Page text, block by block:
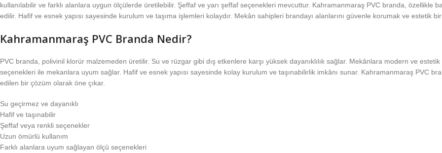
kullanılabilir ve farklı alanlara uygun ölçülerde üretilebilir. Şeffaf ve yarı şeffaf seçenekleri mevcuttur. Kahramanmaraş PVC branda, özellikle
edilir. Hafif ve esnek yapısı sayesinde kurulum ve taşıma işlemleri kolaydır. Mekân sahipleri brandayı alanlarını güvenle korumak ve estetik
Kahramanmaraş PVC Branda Nedir?
PVC branda, polivinil klorür malzemeden üretilir. Su ve rüzgar gibi dış etkenlere karşı yüksek dayanıklılık sağlar. Mekânlara modern ve
seçenekleri ile mekanlara uyum sağlar. Hafif ve esnek yapısı sayesinde kolay kurulum ve taşınabilirlik imkânı sunar. Kahramanmaraş PVC
edilen bir çözüm olarak öne çıkar.
Su geçirmez ve dayanıklı
Hafif ve taşınabilir
Şeffaf veya renkli seçenekler
Uzun ömürlü kullanım
Farklı alanlara uyum sağlayan ölçü seçenekleri